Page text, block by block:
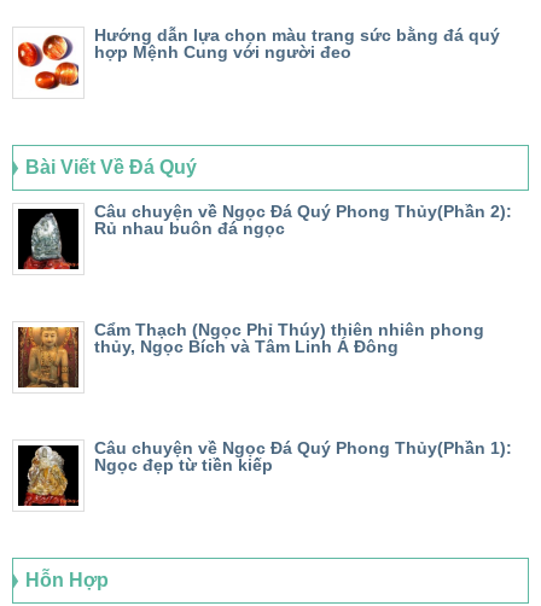
Hướng dẫn lựa chọn màu trang sức bằng đá quý
hợp Mệnh Cung với người đeo
Bài Viết Về Đá Quý
Câu chuyện về Ngọc Đá Quý Phong Thủy(Phần 2):
Rủ nhau buôn đá ngọc
Cẩm Thạch (Ngọc Phỉ Thúy) thiên nhiên phong
thủy, Ngọc Bích và Tâm Linh Á Đông
Câu chuyện về Ngọc Đá Quý Phong Thủy(Phần 1):
Ngọc đẹp từ tiền kiếp
Hỗn Hợp